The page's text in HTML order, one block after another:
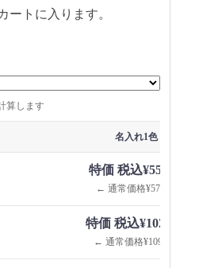
ートに入ります。
算します
名入れ1色
特価 税込¥55,209
← 通常価格¥57,860
特価 税込¥102,083
← 通常価格¥109,230